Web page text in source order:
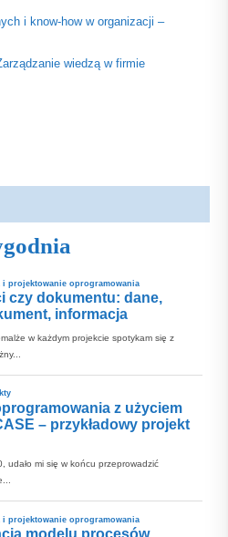
i know-how w organizacji –
wiedzą w firmie